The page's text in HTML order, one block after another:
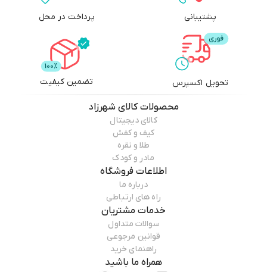
پشتیبانی پرداخت در محل
تحویل اکسپرس تضمین کیفیت
محصولاتکالای شهرزاد
کالای دیجیتال
کیف و کفش
طلا و نقره
مادر و کودک
اطلاعات فروشگاه
درباره ما
راه های ارتباطی
خدمات مشتریان
سوالات متداول
قوانین مرجوعی
راهنمای خرید
همراه ما باشید